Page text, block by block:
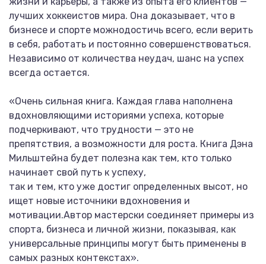
лучших хоккеистов мира. Она доказывает, что в
бизнесе и спорте можнодостичь всего, если верить
в себя, работать и постоянно совершенствоваться.
Независимо от количества неудач, шанс на успех
всегда остается.
«Очень сильная книга. Каждая глава наполнена
вдохновляющими историями успеха, которые
подчеркивают, что трудности — это не
препятствия, а возможности для роста. Книга Дэна
Мильштейна будет полезна как тем, кто только
начинает свой путь к успеху,
так и тем, кто уже достиг определенных высот, но
ищет новые источники вдохновения и
мотивации.Автор мастерски соединяет примеры из
спорта, бизнеса и личной жизни, показывая, как
универсальные принципы могут быть применены в
самых разных контекстах».